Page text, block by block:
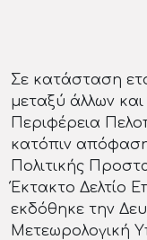
Σε κατάσταση
μεταξύ άλλων
Περιφέρεια
κατόπιν
Πολιτικής
Έκτακτο Δελτίο
εκδόθηκε την
Μετεωρολογική